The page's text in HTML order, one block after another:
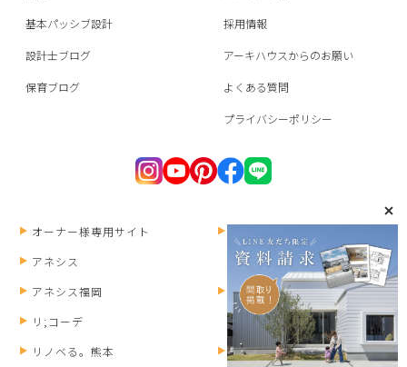
基本パッシブ設計
設計士ブログ
保育ブログ
採用情報
アーキハウスからのお願い
よくある質問
プライバシーポリシー
オーナー様専用サイト
アネシス
アネシス福岡
HOMEPARTY
リ;コーデ
リノベる。熊本
みずまわりん